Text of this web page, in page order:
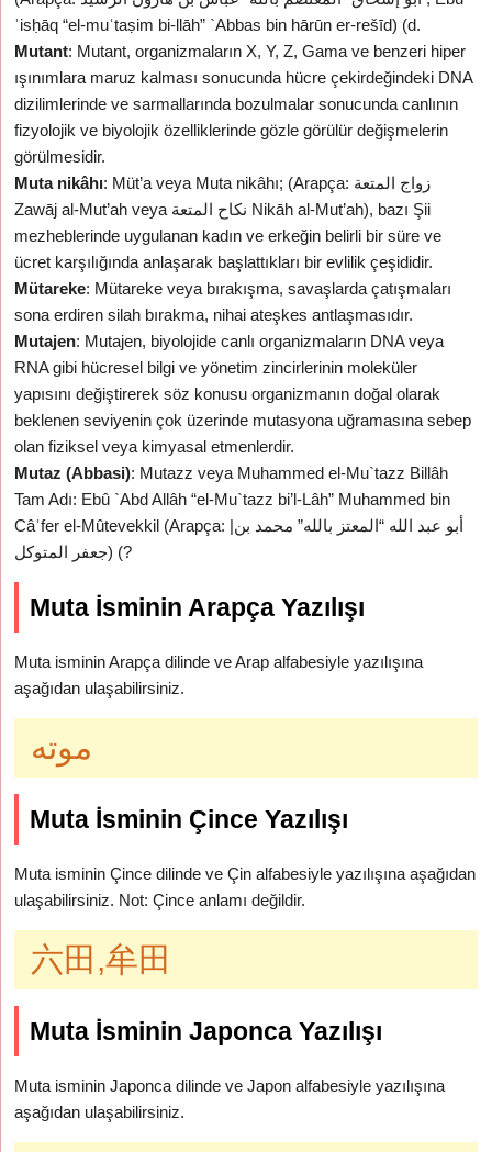
ʾisḥāq “el-muʿtaṣim bi-llāh” `Abbas bin hārūn er-rešīd) (d.
Mutant: Mutant, organizmaların X, Y, Z, Gama ve benzeri hiper
ışınımlara maruz kalması sonucunda hücre çekirdeğindeki DNA
dizilimlerinde ve sarmallarında bozulmalar sonucunda canlının
fizyolojik ve biyolojik özelliklerinde gözle görülür değişmelerin
görülmesidir.
Muta nikâhı: Müt’a veya Muta nikâhı; (Arapça: زواج المتعة
Zawāj al-Mut’ah veya نكاح المتعة Nikāh al-Mut’ah), bazı Şii
mezheblerinde uygulanan kadın ve erkeğin belirli bir süre ve
ücret karşılığında anlaşarak başlattıkları bir evlilik çeşididir.
Mütareke: Mütareke veya bırakışma, savaşlarda çatışmaları
sona erdiren silah bırakma, nihai ateşkes antlaşmasıdır.
Mutajen: Mutajen, biyolojide canlı organizmaların DNA veya
RNA gibi hücresel bilgi ve yönetim zincirlerinin moleküler
yapısını değiştirerek söz konusu organizmanın doğal olarak
beklenen seviyenin çok üzerinde mutasyona uğramasına sebep
olan fiziksel veya kimyasal etmenlerdir.
Mutaz (Abbasi): Mutazz veya Muhammed el-Mu`tazz Billâh
Tam Adı: Ebû `Abd Allâh “el-Mu`tazz bi’l-Lâh” Muhammed bin
Câʿfer el-Mûtevekkil (Arapça: |أبو عبد الله “المعتز بالله” محمد بن
جعفر المتوكل) (?
Muta İsminin Arapça Yazılışı
Muta isminin Arapça dilinde ve Arap alfabesiyle yazılışına
aşağıdan ulaşabilirsiniz.
موته
Muta İsminin Çince Yazılışı
Muta isminin Çince dilinde ve Çin alfabesiyle yazılışına aşağıdan
ulaşabilirsiniz. Not: Çince anlamı değildir.
六田,牟田
Muta İsminin Japonca Yazılışı
Muta isminin Japonca dilinde ve Japon alfabesiyle yazılışına
aşağıdan ulaşabilirsiniz.